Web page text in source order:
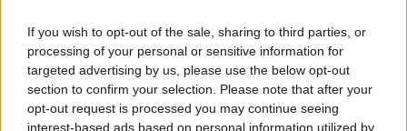
If you wish to opt-out of the sale, sharing to third parties, or
processing of your personal or sensitive information for
targeted advertising by us, please use the below opt-out
section to confirm your selection. Please note that after your
opt-out request is processed you may continue seeing
interest-based ads based on personal information utilized by
ΡΟΗ ΕΙΔΗΣΕΩΝ
ΥΠΑΑΤ: Επιπλέον 12,5 εκατ. ευρώ στις Περιφέρειες